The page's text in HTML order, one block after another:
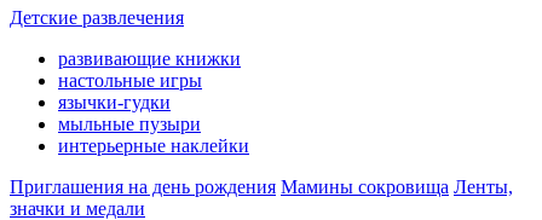
Детские развлечения
развивающие книжки
настольные игры
язычки-гудки
мыльные пузыри
интерьерные наклейки
Приглашения на день рождения Мамины сокровища Ленты,
значки и медали